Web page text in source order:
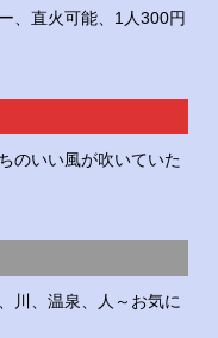
、直火可能、1人300円
のいい風が吹いていた
川、温泉、人～お気に